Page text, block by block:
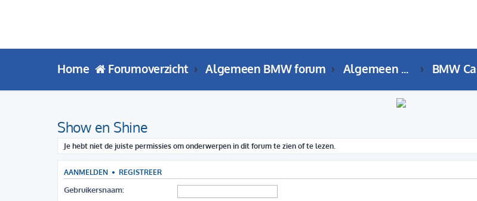
Home Forumoverzicht Algemeen BMW forum Algemeen BMW Forum
Show en Shine
Je hebt niet de juiste permissies om onderwerpen in dit forum te zien of te lezen.
AANMELDEN • REGISTREER
Gebruikersnaam: